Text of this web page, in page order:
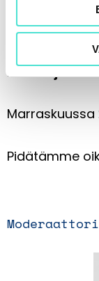
(2 kpl).
verkossa.
Päätösjuhla
Marraskuussa
Pidätämme
Moderaattori